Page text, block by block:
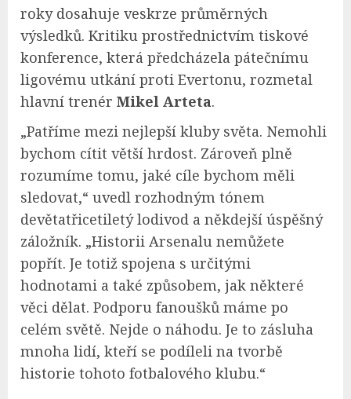
roky dosahuje veskrze průměrných
výsledků. Kritiku prostřednictvím tiskové
konference, která předcházela pátečnímu
ligovému utkání proti Evertonu, rozmetal
hlavní trenér Mikel Arteta.
„Patříme mezi nejlepší kluby světa. Nemohli
bychom cítit větší hrdost. Zároveň plně
rozumíme tomu, jaké cíle bychom měli
sledovat,“ uvedl rozhodným tónem
devětatřicetiletý lodivod a někdejší úspěšný
záložník. „Historii Arsenalu nemůžete
popřít. Je totiž spojena s určitými
hodnotami a také způsobem, jak některé
věci dělat. Podporu fanoušků máme po
celém světě. Nejde o náhodu. Je to zásluha
mnoha lidí, kteří se podíleli na tvorbě
historie tohoto fotbalového klubu.“